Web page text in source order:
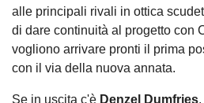
alle principali rivali in ottica
di dare continuità al progetto con
vogliono arrivare pronti il prima
con il via della nuova annata.
Se in uscita c'è Denzel Dumfries